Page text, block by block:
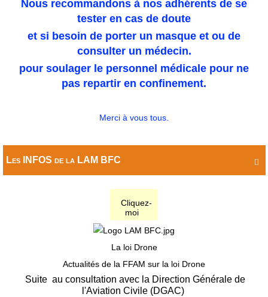
Nous recommandons à nos adhérents de se
tester en cas de doute
et si besoin de porter un masque et ou de
consulter un médecin.
pour soulager le personnel médicale pour ne
pas repartir en confinement.
Merci à vous tous.

Les INFOS de la LAM BFC
Cliquez-
moi
La loi Drone
Actualités de la FFAM sur la loi Drone
Suite au consultation avec la Direction Générale de
l'Aviation Civile (DGAC)